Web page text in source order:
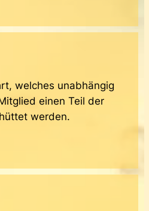
welches unabhängig
einen Teil der
werden.